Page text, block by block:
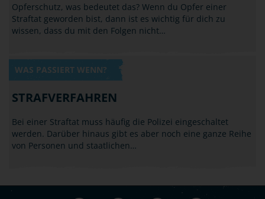
Opferschutz, was bedeutet das? Wenn du Opfer einer
Straftat geworden bist, dann ist es wichtig für dich zu
wissen, dass du mit den Folgen nicht…
WAS PASSIERT WENN?
STRAFVERFAHREN
Bei einer Straftat muss häufig die Polizei eingeschaltet
werden. Darüber hinaus gibt es aber noch eine ganze Reihe
von Personen und staatlichen…